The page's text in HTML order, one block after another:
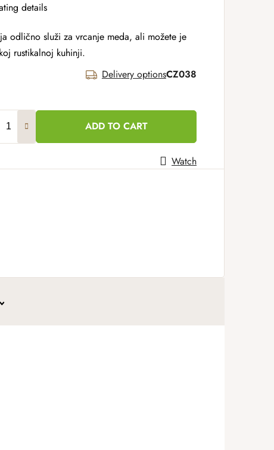
details
odlično služi za vrcanje meda, ali možete je
rustikalnoj kuhinji.
Delivery optionsCZ038
ADD TO CART
Watch